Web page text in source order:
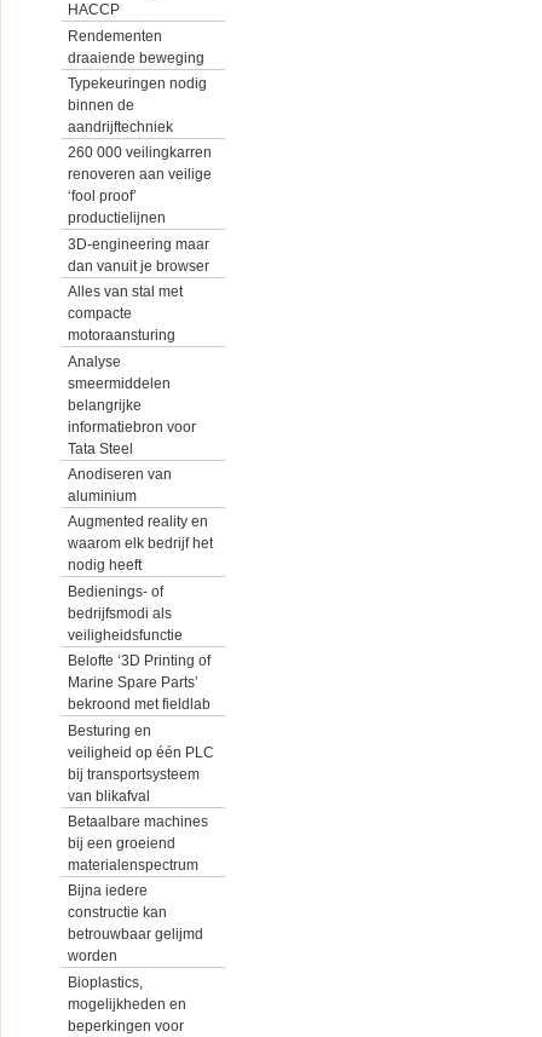
HACCP
Rendementen
draaiende beweging
Typekeuringen nodig
binnen de
aandrijftechniek
260 000 veilingkarren
renoveren aan veilige
‘fool proof’
productielijnen
3D-engineering maar
dan vanuit je browser
Alles van stal met
compacte
motoraansturing
Analyse
smeermiddelen
belangrijke
informatiebron voor
Tata Steel
Anodiseren van
aluminium
Augmented reality en
waarom elk bedrijf het
nodig heeft
Bedienings- of
bedrijfsmodi als
veiligheidsfunctie
Belofte ‘3D Printing of
Marine Spare Parts’
bekroond met fieldlab
Besturing en
veiligheid op één PLC
bij transportsysteem
van blikafval
Betaalbare machines
bij een groeiend
materialenspectrum
Bijna iedere
constructie kan
betrouwbaar gelijmd
worden
Bioplastics,
mogelijkheden en
beperkingen voor